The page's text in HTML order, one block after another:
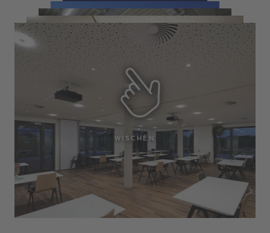
WISCHEN